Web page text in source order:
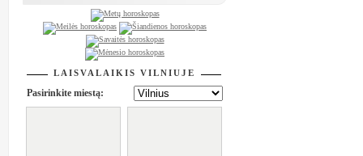
LAISVALAIKIS VILNIUJE
Pasirinkite miestą: